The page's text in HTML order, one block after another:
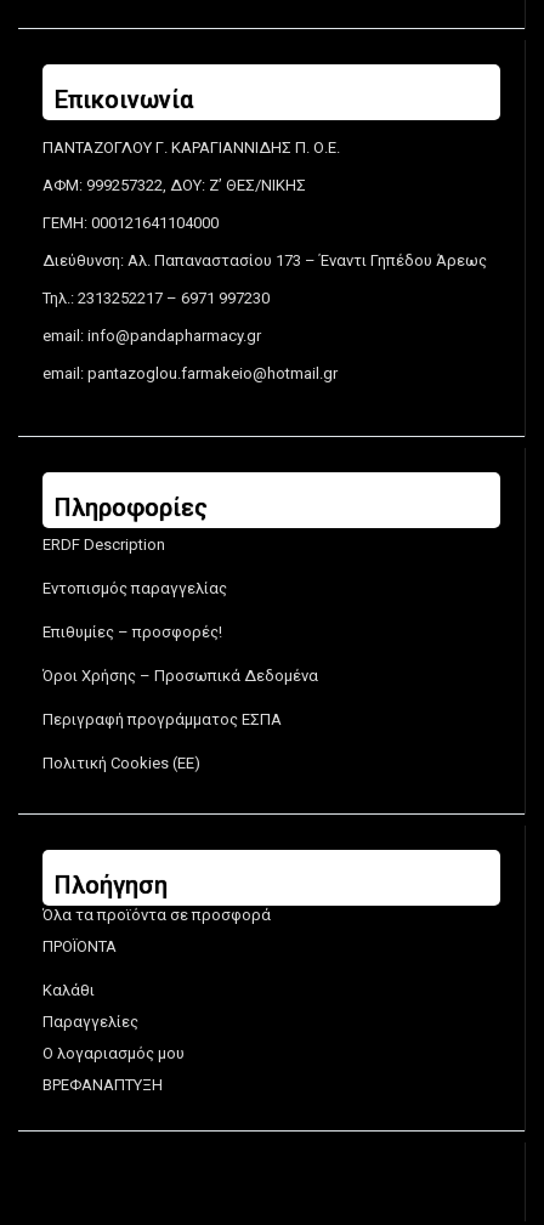
Επικοινωνία
ΠΑΝΤΑΖΟΓΛΟΥ Γ. ΚΑΡΑΓΙΑΝΝΙΔΗΣ Π. Ο.Ε.
ΑΦΜ: 999257322, ΔΟΥ: Ζ’ ΘΕΣ/ΝΙΚΗΣ
ΓΕΜΗ: 000121641104000
Διεύθυνση: Αλ. Παπαναστασίου 173 – Έναντι Γηπέδου Άρεως
Τηλ.: 2313252217 – 6971 997230
email: info@pandapharmacy.gr
email: pantazoglou.farmakeio@hotmail.gr
Πληροφορίες
ERDF Description
Εντοπισμός παραγγελίας
Επιθυμίες – προσφορές!
Όροι Χρήσης – Προσωπικά Δεδομένα
Περιγραφή προγράμματος ΕΣΠΑ
Πολιτική Cookies (ΕΕ)
Πλοήγηση
Όλα τα προϊόντα σε προσφορά
ΠΡΟΪΟΝΤΑ
Καλάθι
Παραγγελίες
Ο λογαριασμός μου
ΒΡΕΦΑΝΑΠΤΥΞΗ